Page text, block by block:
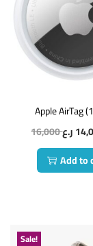
Apple AirTag
16,000
Add to
Sale!